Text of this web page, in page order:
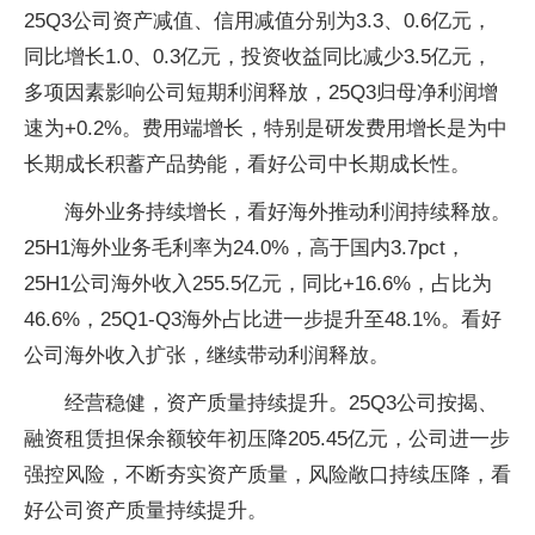
25Q3公司资产减值、信用减值分别为3.3、0.6亿元，
同比增长1.0、0.3亿元，投资收益同比减少3.5亿元，
多项因素影响公司短期利润释放，25Q3归母净利润增
速为+0.2%。费用端增长，特别是研发费用增长是为中
长期成长积蓄产品势能，看好公司中长期成长性。
海外业务持续增长，看好海外推动利润持续释放。
25H1海外业务毛利率为24.0%，高于国内3.7pct，
25H1公司海外收入255.5亿元，同比+16.6%，占比为
46.6%，25Q1-Q3海外占比进一步提升至48.1%。看好
公司海外收入扩张，继续带动利润释放。
经营稳健，资产质量持续提升。25Q3公司按揭、
融资租赁担保余额较年初压降205.45亿元，公司进一步
强控风险，不断夯实资产质量，风险敞口持续压降，看
好公司资产质量持续提升。